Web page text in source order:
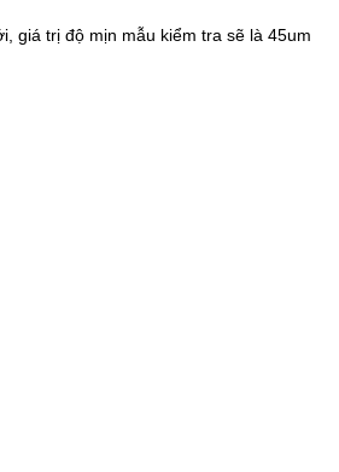
giá trị độ mịn mẫu kiểm tra sẽ là 45um